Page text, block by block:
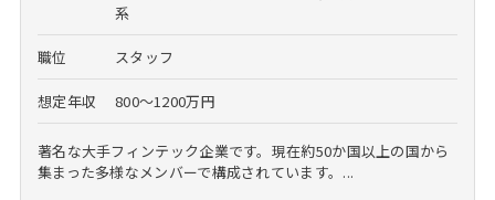
系
職位 スタッフ
想定年収 800～1200万円
著名な大手フィンテック企業です。現在約50か国以上の国から
集まった多様なメンバーで構成されています。...